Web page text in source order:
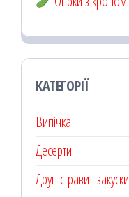
КАТЕГОРІЇ
Випічка
Десерти
Другі страви і закуски